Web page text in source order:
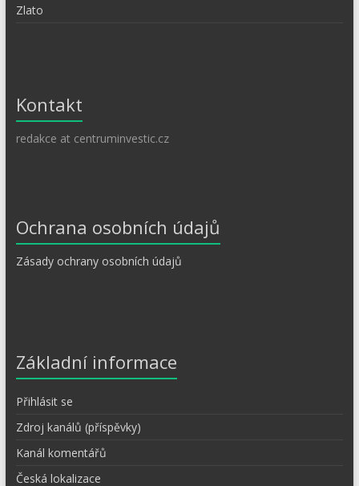
Zlato
Kontakt
redakce at centruminvestic.cz
Ochrana osobních údajů
Zásady ochrany osobních údajů
Základní informace
Přihlásit se
Zdroj kanálů (příspěvky)
Kanál komentářů
Česká lokalizace